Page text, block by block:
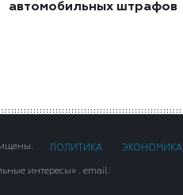
автомобильных штрафов
ПОЛИТИКА ЭКОНОМИКА
интересы» . email: